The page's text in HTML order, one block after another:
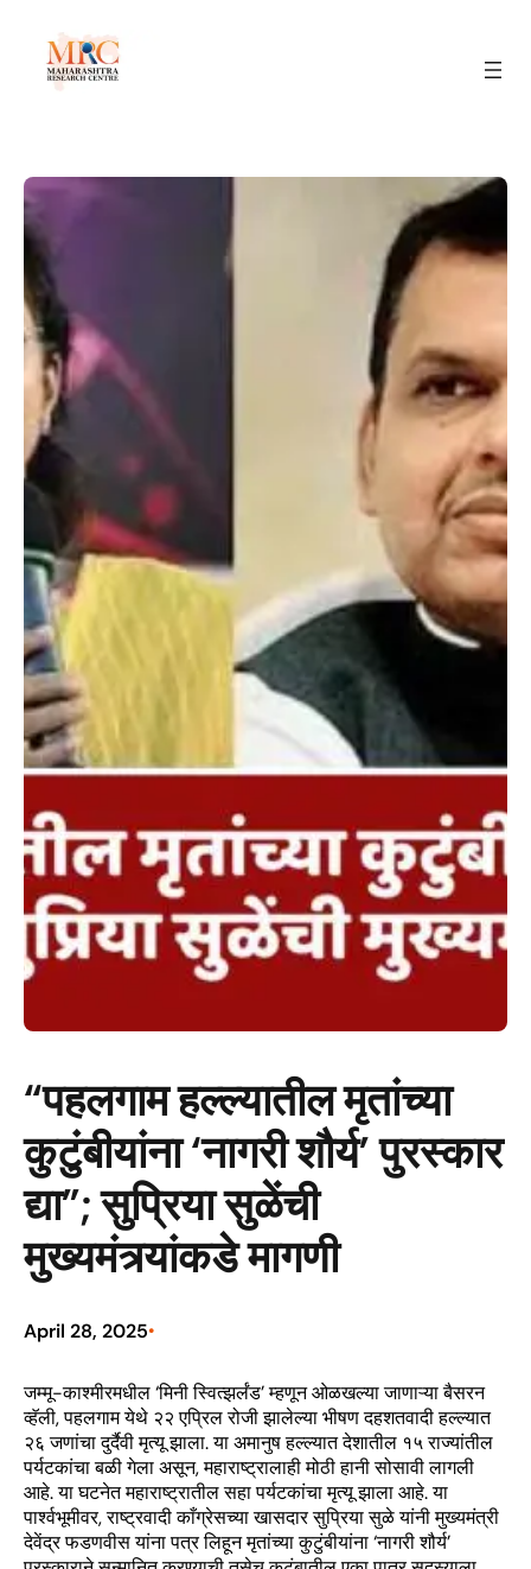
“पहलगाम हल्ल्यातील मृतांच्या
कुटुंबीयांना ‘नागरी शौर्य’ पुरस्कार
द्या”; सुप्रिया सुळेंची
मुख्यमंत्र्यांकडे मागणी
April 28, 2025•
जम्मू-काश्मीरमधील ‘मिनी स्वित्झर्लंड’ म्हणून ओळखल्या जाणाऱ्या बैसरन
व्हॅली, पहलगाम येथे २२ एप्रिल रोजी झालेल्या भीषण दहशतवादी हल्ल्यात
२६ जणांचा दुर्दैवी मृत्यू झाला. या अमानुष हल्ल्यात देशातील १५ राज्यांतील
पर्यटकांचा बळी गेला असून, महाराष्ट्रालाही मोठी हानी सोसावी लागली
आहे. या घटनेत महाराष्ट्रातील सहा पर्यटकांचा मृत्यू झाला आहे. या
पार्श्वभूमीवर, राष्ट्रवादी काँग्रेसच्या खासदार सुप्रिया सुळे यांनी मुख्यमंत्री
देवेंद्र फडणवीस यांना पत्र लिहून मृतांच्या कुटुंबीयांना ‘नागरी शौर्य’